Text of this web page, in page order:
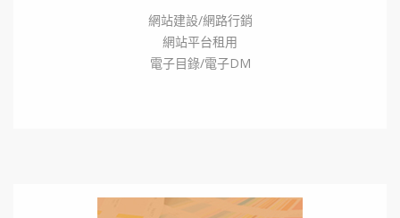
網站建設/網路行銷
網站平台租用
電子目錄/電子DM